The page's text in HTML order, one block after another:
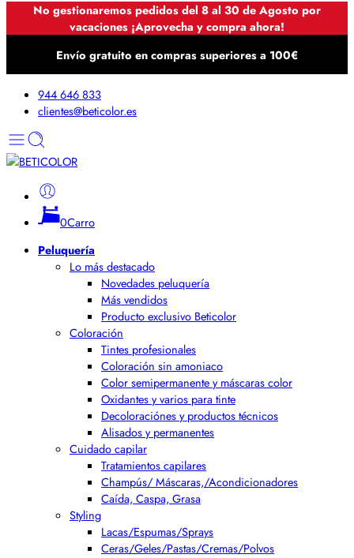
No gestionaremos pedidos del 8 al 30 de Agosto por
vacaciones ¡Aprovecha y compra ahora!
Envío gratuito en compras superiores a 100€
944 646 833
clientes@beticolor.es
0Carro
Peluquería
Lo más destacado
Novedades peluquería
Más vendidos
Producto exclusivo Beticolor
Coloración
Tintes profesionales
Coloración sin amoniaco
Color semipermanente y máscaras color
Oxidantes y varios para tinte
Decoloraciónes y productos técnicos
Alisados y permanentes
Cuidado capilar
Tratamientos capilares
Champús/ Máscaras,/Acondicionadores
Caída, Caspa, Grasa
Styling
Lacas/Espumas/Sprays
Ceras/Geles/Pastas/Cremas/Polvos